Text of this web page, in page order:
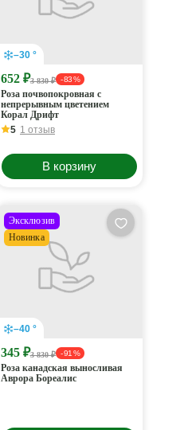
–30 °
652 ₽3 830 ₽ - 83 %
Роза почвопокровная с
непрерывным цветением
Корал Дрифт
5 1 отзыв
В корзину
Эксклюзив
Новинка
–40 °
345 ₽3 830 ₽ - 91 %
Роза канадская выносливая
Аврора Бореалис